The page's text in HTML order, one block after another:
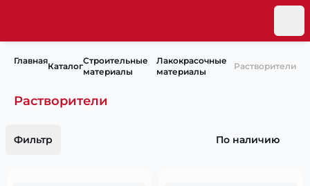
Главная
Каталог
Строительные
материалы
Лакокрасочные
материалы
Растворители
Растворители
Фильтр По наличию